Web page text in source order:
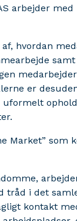
arbejder
hvordan
er
uformelt
Market” som
tråd i det
kontakt